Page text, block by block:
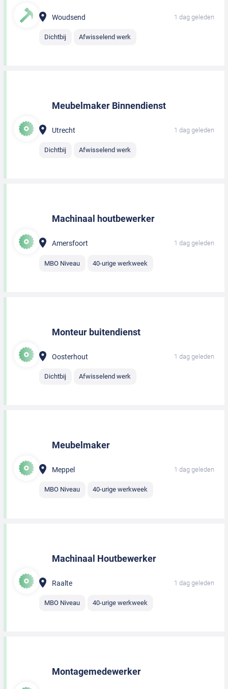
Woudsend 1 dag geleden
Dichtbij Afwisselend werk
Meubelmaker Binnendienst
Utrecht 1 dag geleden
Dichtbij Afwisselend werk
Machinaal houtbewerker
Amersfoort 1 dag geleden
MBO Niveau 40-urige werkweek
Monteur buitendienst
Oosterhout 1 dag geleden
Dichtbij Afwisselend werk
Meubelmaker
Meppel 1 dag geleden
MBO Niveau 40-urige werkweek
Machinaal Houtbewerker
Raalte 1 dag geleden
MBO Niveau 40-urige werkweek
Montagemedewerker